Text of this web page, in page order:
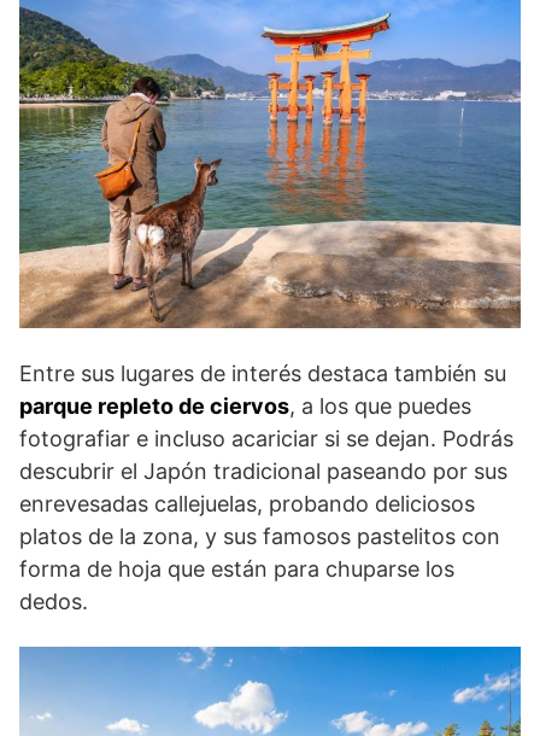
Entre sus lugares de interés destaca también su
parque repleto de ciervos, a los que puedes
fotografiar e incluso acariciar si se dejan. Podrás
descubrir el Japón tradicional paseando por sus
enrevesadas callejuelas, probando deliciosos
platos de la zona, y sus famosos pastelitos con
forma de hoja que están para chuparse los
dedos.